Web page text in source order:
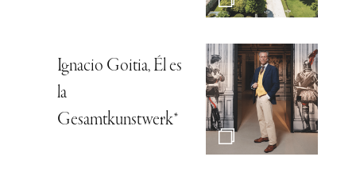
Ignacio Goitia, Él es
la
Gesamtkunstwerk*